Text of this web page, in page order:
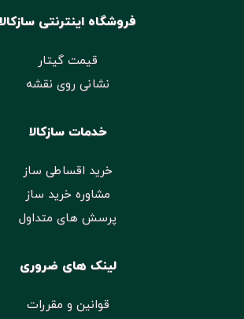
فروشگاه اینترنتی سازکالا
قیمت گیتار
نشانی روی نقشه
خدمات سازکالا
خرید اقساطی ساز
مشاوره خرید ساز
پرسش های متداول
لینک های ضروری
قوانین و مقررات